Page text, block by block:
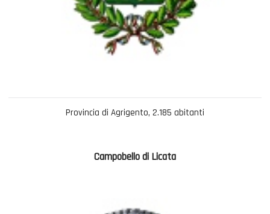
Provincia di Agrigento, 2.185 abitanti
Campobello di Licata